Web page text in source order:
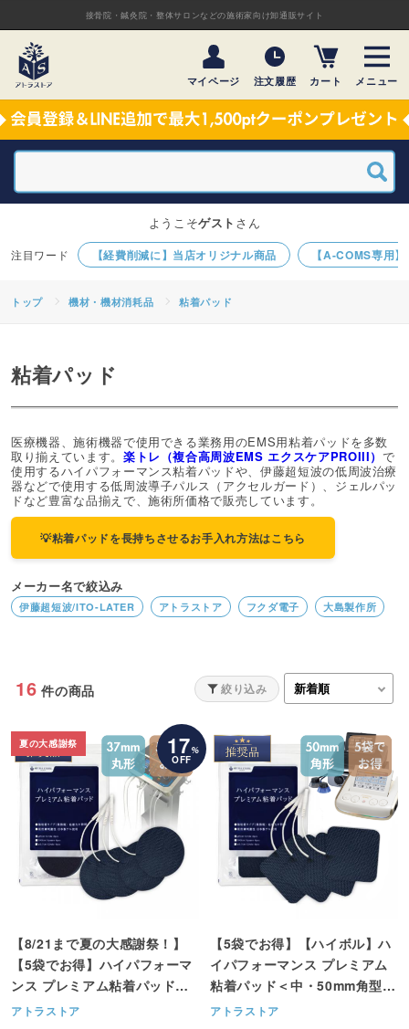
接骨院・鍼灸院・整体サロンなどの施術家向け卸通販サイト
マイページ 注文履歴 カート メニュー
【経費削減に】当店オリジナル商品 【A-COMS専用
ようこそゲスト さん
トップ 機材・機材消耗品 粘着パッド
粘着パッド
医療機器、施術機器で使用できる業務用のEMS用粘着パッドを多数
取り揃えています。 楽トレ（複合高周波EMS エクスケアPROIII）で
使用するハイパフォーマンス粘着パッドや、伊藤超短波の低周波治療
器などで使用する低周波導子パルス（アクセルガード）、ジェルパッ
ドなど豊富な品揃えで、施術所価格で販売しています。
💡粘着パッドを長持ちさせるお手入れ方法はこちら
メーカー名で絞込み
伊藤超短波/ITO-LATER アトラストア フクダ電子 大島製作所
16 件の商品 絞り込み
【8/21まで夏の大感謝祭！】
【5袋でお得】ハイパフォーマ
ンス プレミアム粘着パッド＜
小・37mm丸型＞ 4枚1組
アトラストア
夏の大感謝祭 17%
OFF
【5袋でお得】【ハイボル】ハ
イパフォーマンス プレミアム
粘着パッド＜中・50mm角型＞
4枚1組
アトラストア